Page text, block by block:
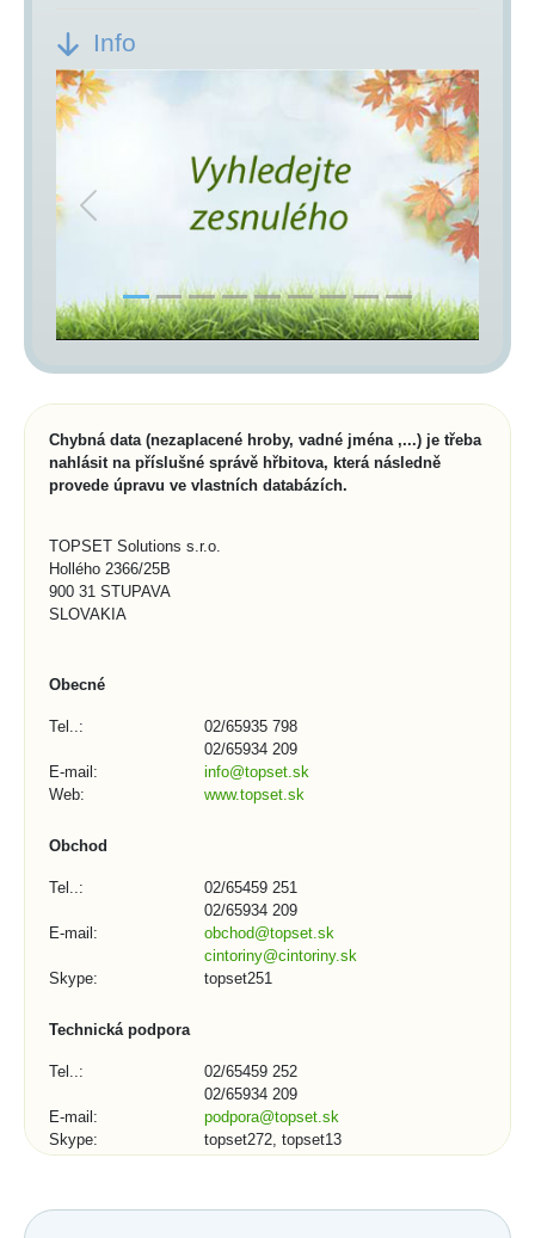
Info
Previous Next
Chybná data (nezaplacené hroby, vadné jména ,...) je třeba
nahlásit na příslušné správě hřbitova, která následně
provede úpravu ve vlastních databázích.
TOPSET Solutions s.r.o.
Hollého 2366/25B
900 31 STUPAVA
SLOVAKIA
Obecné
Tel..:
02/65935 798
02/65934 209
E-mail:
info@topset.sk
Web:
www.topset.sk
Obchod
Tel..:
02/65459 251
02/65934 209
E-mail:
obchod@topset.sk
cintoriny@cintoriny.sk
Skype:
topset251
Technická podpora
Tel..:
02/65459 252
02/65934 209
E-mail:
podpora@topset.sk
Skype:
topset272, topset13